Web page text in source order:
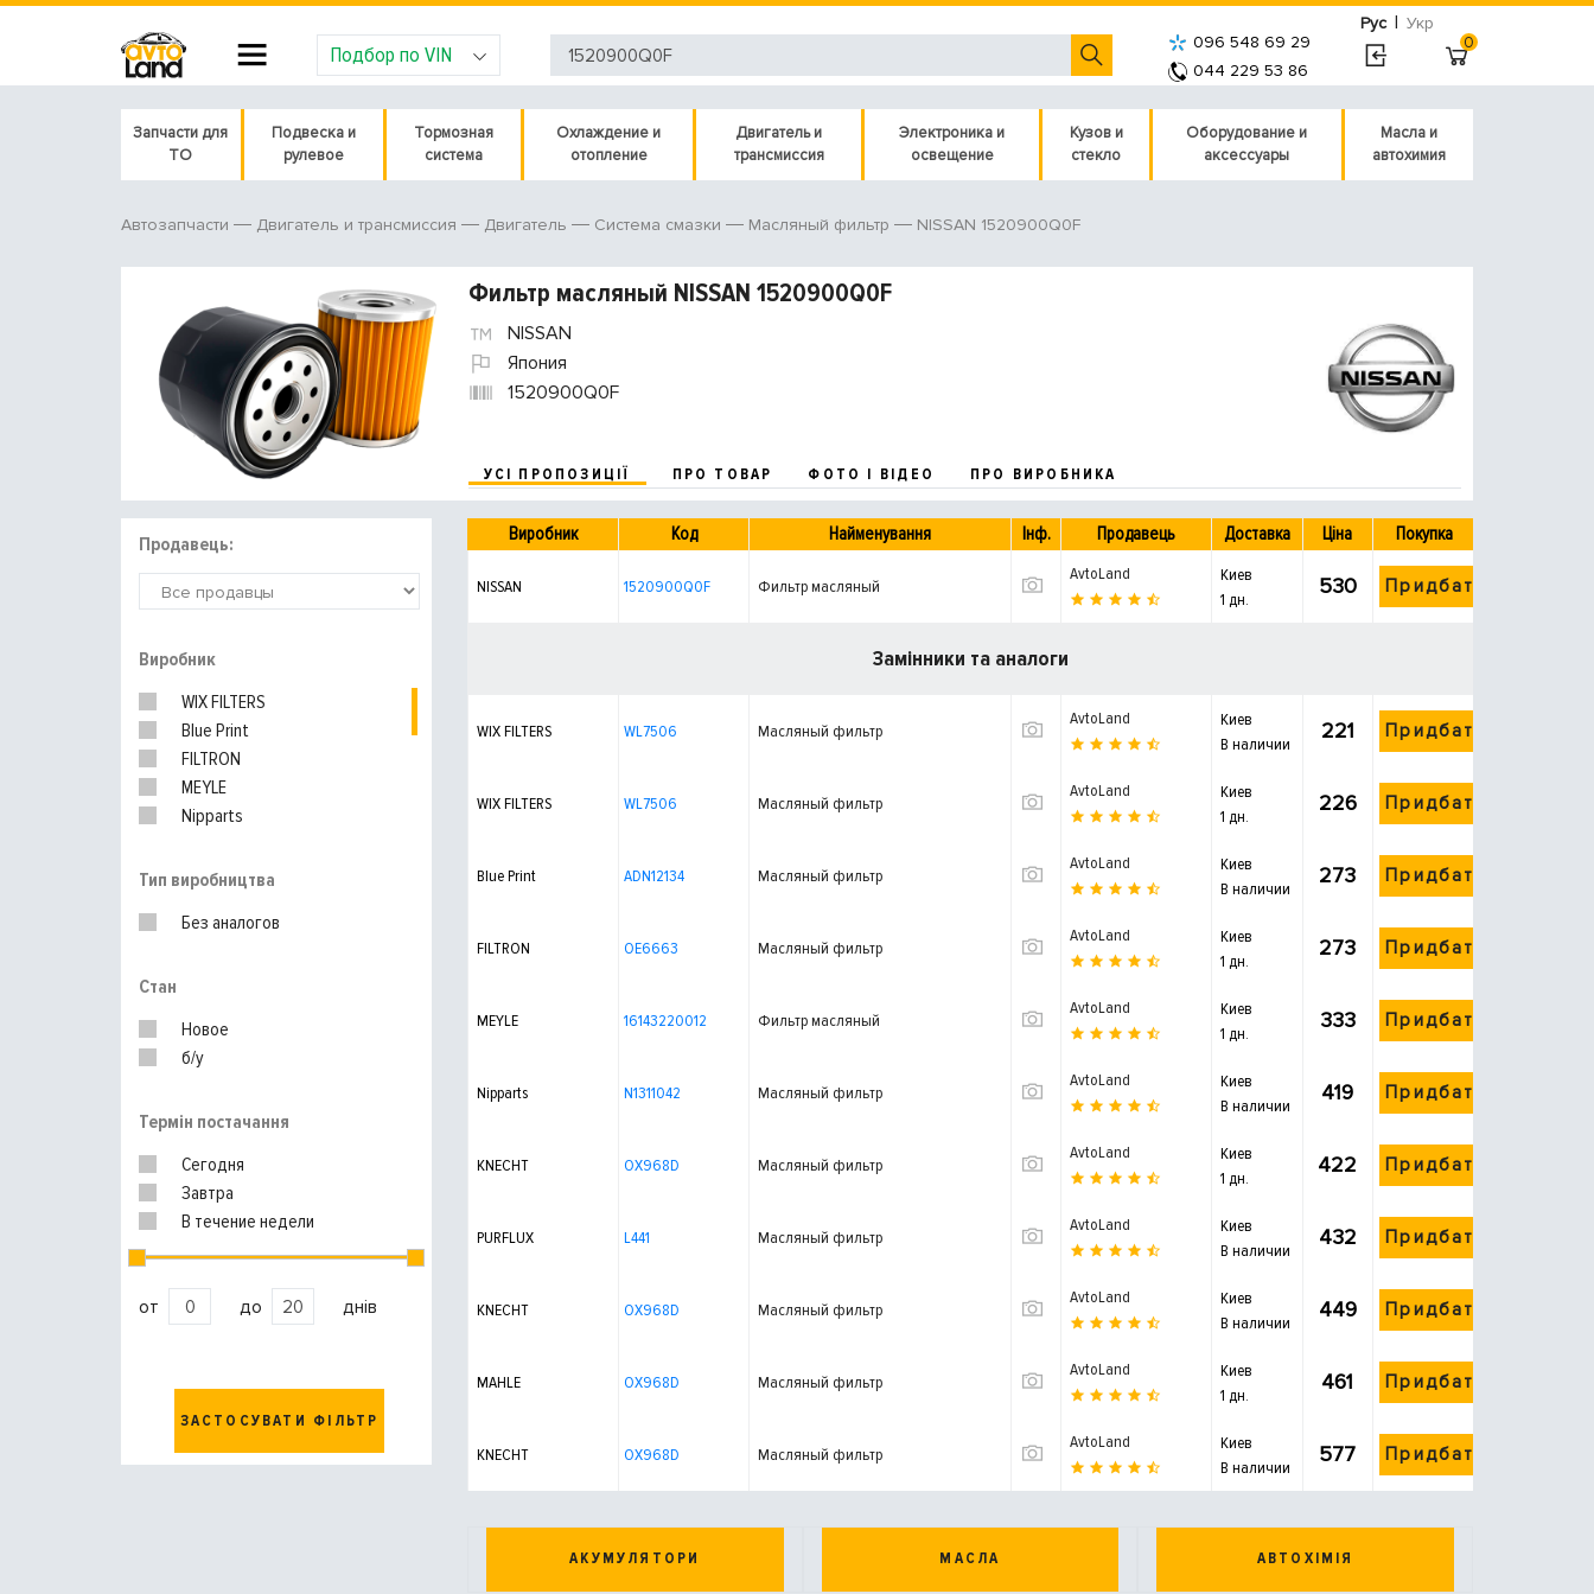
Рус | Укр
Подбор по VIN
096 548 69 29
044 229 53 86
0
Запчасти для
ТО
Подвеска и
рулевое
Тормозная
система
Охлаждение и
отопление
Двигатель и
трансмиссия
Электроника и
освещение
Кузов и
стекло
Оборудование и
аксессуары
Масла и
автохимия
Автозапчасти Двигатель и трансмиссия Двигатель Система смазки Масляный фильтр NISSAN 1520900Q0F
Фильтр масляный NISSAN 1520900Q0F
NISSAN
Япония
1520900Q0F
УСІ ПРОПОЗИЦІЇ ПРО ТОВАР ФОТО І ВІДЕО ПРО ВИРОБНИКА
Продавець:
Виробник
WIX FILTERS
Blue Print
FILTRON
MEYLE
Nipparts
PURFLUX
Тип виробництва
Без аналогов
Стан
Новое
б/у
Термін постачання
Сегодня
Завтра
В течение недели
от до днів
ЗАСТОСУВАТИ ФІЛЬТР
Виробник Код Найменування Інф. Продавець Доставка Ціна Покупка
NISSAN 1520900Q0F Фильтр масляный
AvtoLand
Киев
1 дн.
530 Придбати
Замінники та аналоги
WIX FILTERS WL7506 Масляный фильтр
AvtoLand
Киев
В наличии
221 Придбати
WIX FILTERS WL7506 Масляный фильтр
AvtoLand
Киев
1 дн.
226 Придбати
Blue Print ADN12134 Масляный фильтр
AvtoLand
Киев
В наличии
273 Придбати
FILTRON OE6663 Масляный фильтр
AvtoLand
Киев
1 дн.
273 Придбати
MEYLE 16143220012 Фильтр масляный
AvtoLand
Киев
1 дн.
333 Придбати
Nipparts N1311042 Масляный фильтр
AvtoLand
Киев
В наличии
419 Придбати
KNECHT OX968D Масляный фильтр
AvtoLand
Киев
1 дн.
422 Придбати
PURFLUX L441 Масляный фильтр
AvtoLand
Киев
В наличии
432 Придбати
KNECHT OX968D Масляный фильтр
AvtoLand
Киев
В наличии
449 Придбати
MAHLE OX968D Масляный фильтр
AvtoLand
Киев
1 дн.
461 Придбати
KNECHT OX968D Масляный фильтр
AvtoLand
Киев
В наличии
577 Придбати
АКУМУЛЯТОРИ МАСЛА АВТОХІМІЯ